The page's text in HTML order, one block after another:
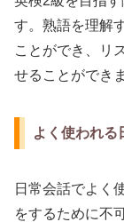
す。熟語を理解
ことができ、リ
せることができ
よく使われる
日常会話でよく
をするために不